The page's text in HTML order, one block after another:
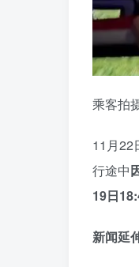
乘客拍
11月22
行途中
19日
新闻延